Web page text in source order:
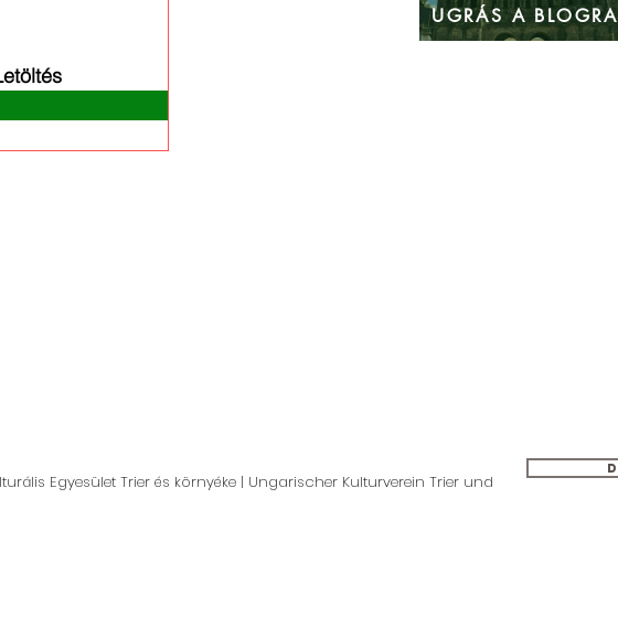
UGRÁS A BLOGRA
Egyesület Trier és környéke | Ungarischer Kulturverein Trier und